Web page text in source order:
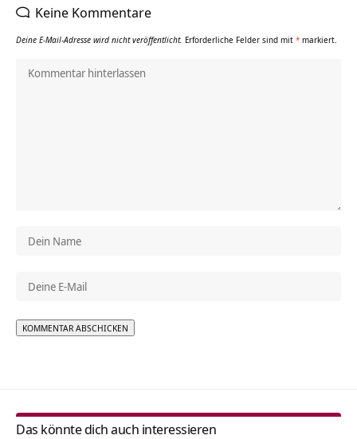
Keine Kommentare
Deine E-Mail-Adresse wird nicht veröffentlicht. Erforderliche Felder sind mit * markiert.
Das könnte dich auch interessieren